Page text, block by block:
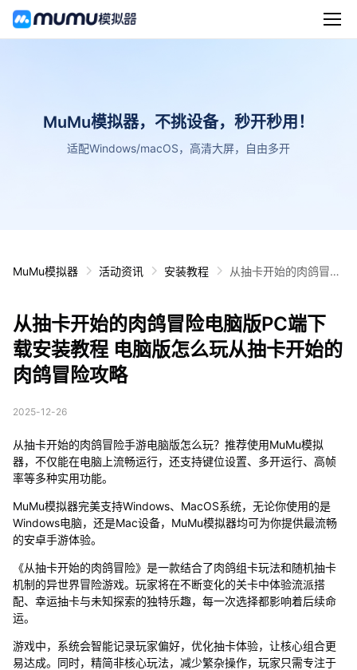
MuMu模拟器，不挑设备，秒开秒用！
适配Windows/macOS，高清大屏，自由多开
MuMu模拟器 活动资讯 安装教程
从抽卡开始的肉鸽冒险
卡开始的肉鸽冒险攻略
从抽卡开始的肉鸽冒险电脑版PC端下
载安装教程 电脑版怎么玩从抽卡开始的
肉鸽冒险攻略
2025-12-26
从抽卡开始的肉鸽冒险手游电脑版怎么玩？推荐使用MuMu模拟
器，不仅能在电脑上流畅运行，还支持键位设置、多开运行、高帧
率等多种实用功能。
MuMu模拟器完美支持Windows、MacOS系统，无论你使用的是
Windows电脑，还是Mac设备，MuMu模拟器均可为你提供最流畅
的安卓手游体验。
《从抽卡开始的肉鸽冒险》是一款结合了肉鸽组卡玩法和随机抽卡
机制的异世界冒险游戏。玩家将在不断变化的关卡中体验流派搭
配、幸运抽卡与未知探索的独特乐趣，每一次选择都影响着后续命
运。
游戏中，系统会智能记录玩家偏好，优化抽卡体验，让核心组合更
易达成。同时，精简非核心玩法，减少繁杂操作，玩家只需专注于